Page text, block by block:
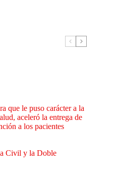
que le puso carácter a la
aceleró la entrega de
a los pacientes
Civil y la Doble